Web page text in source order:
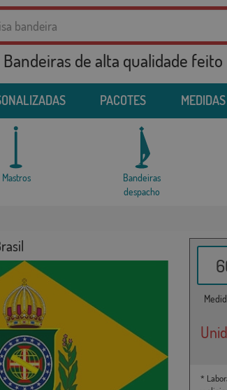
Bandeiras de alta qualidade feito
PACOTES
Mastros
Bandeiras
despacho
*